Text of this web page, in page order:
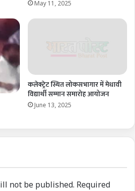
May 11, 2025
कलेक्ट्रेट स्थित लोकसभागार में मेधावी
विद्यार्थी सम्मान समारोह आयोजन
June 13, 2025
not be published. Required